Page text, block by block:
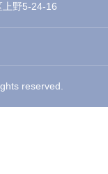
野5-24-16
reserved.